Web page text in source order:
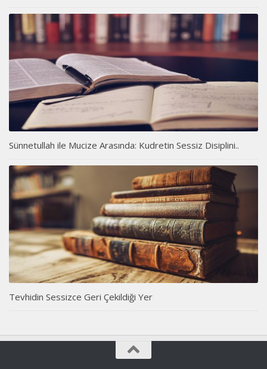
Sünnetullah ile Mucize Arasında: Kudretin Sessiz Disiplini..
Tevhidin Sessizce Geri Çekildiği Yer